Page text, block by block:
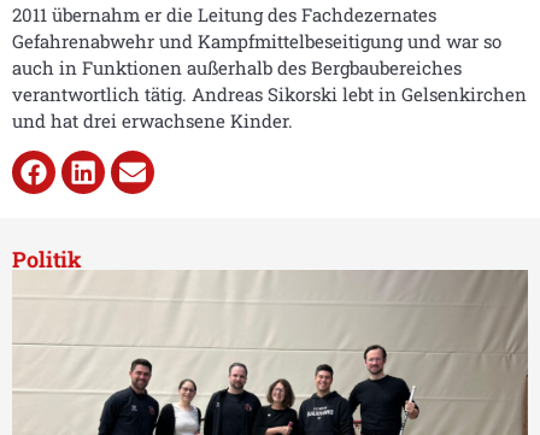
2011 übernahm er die Leitung des Fachdezernates
Gefahrenabwehr und Kampfmittelbeseitigung und war so
auch in Funktionen außerhalb des Bergbaubereiches
verantwortlich tätig. Andreas Sikorski lebt in Gelsenkirchen
und hat drei erwachsene Kinder.
Politik